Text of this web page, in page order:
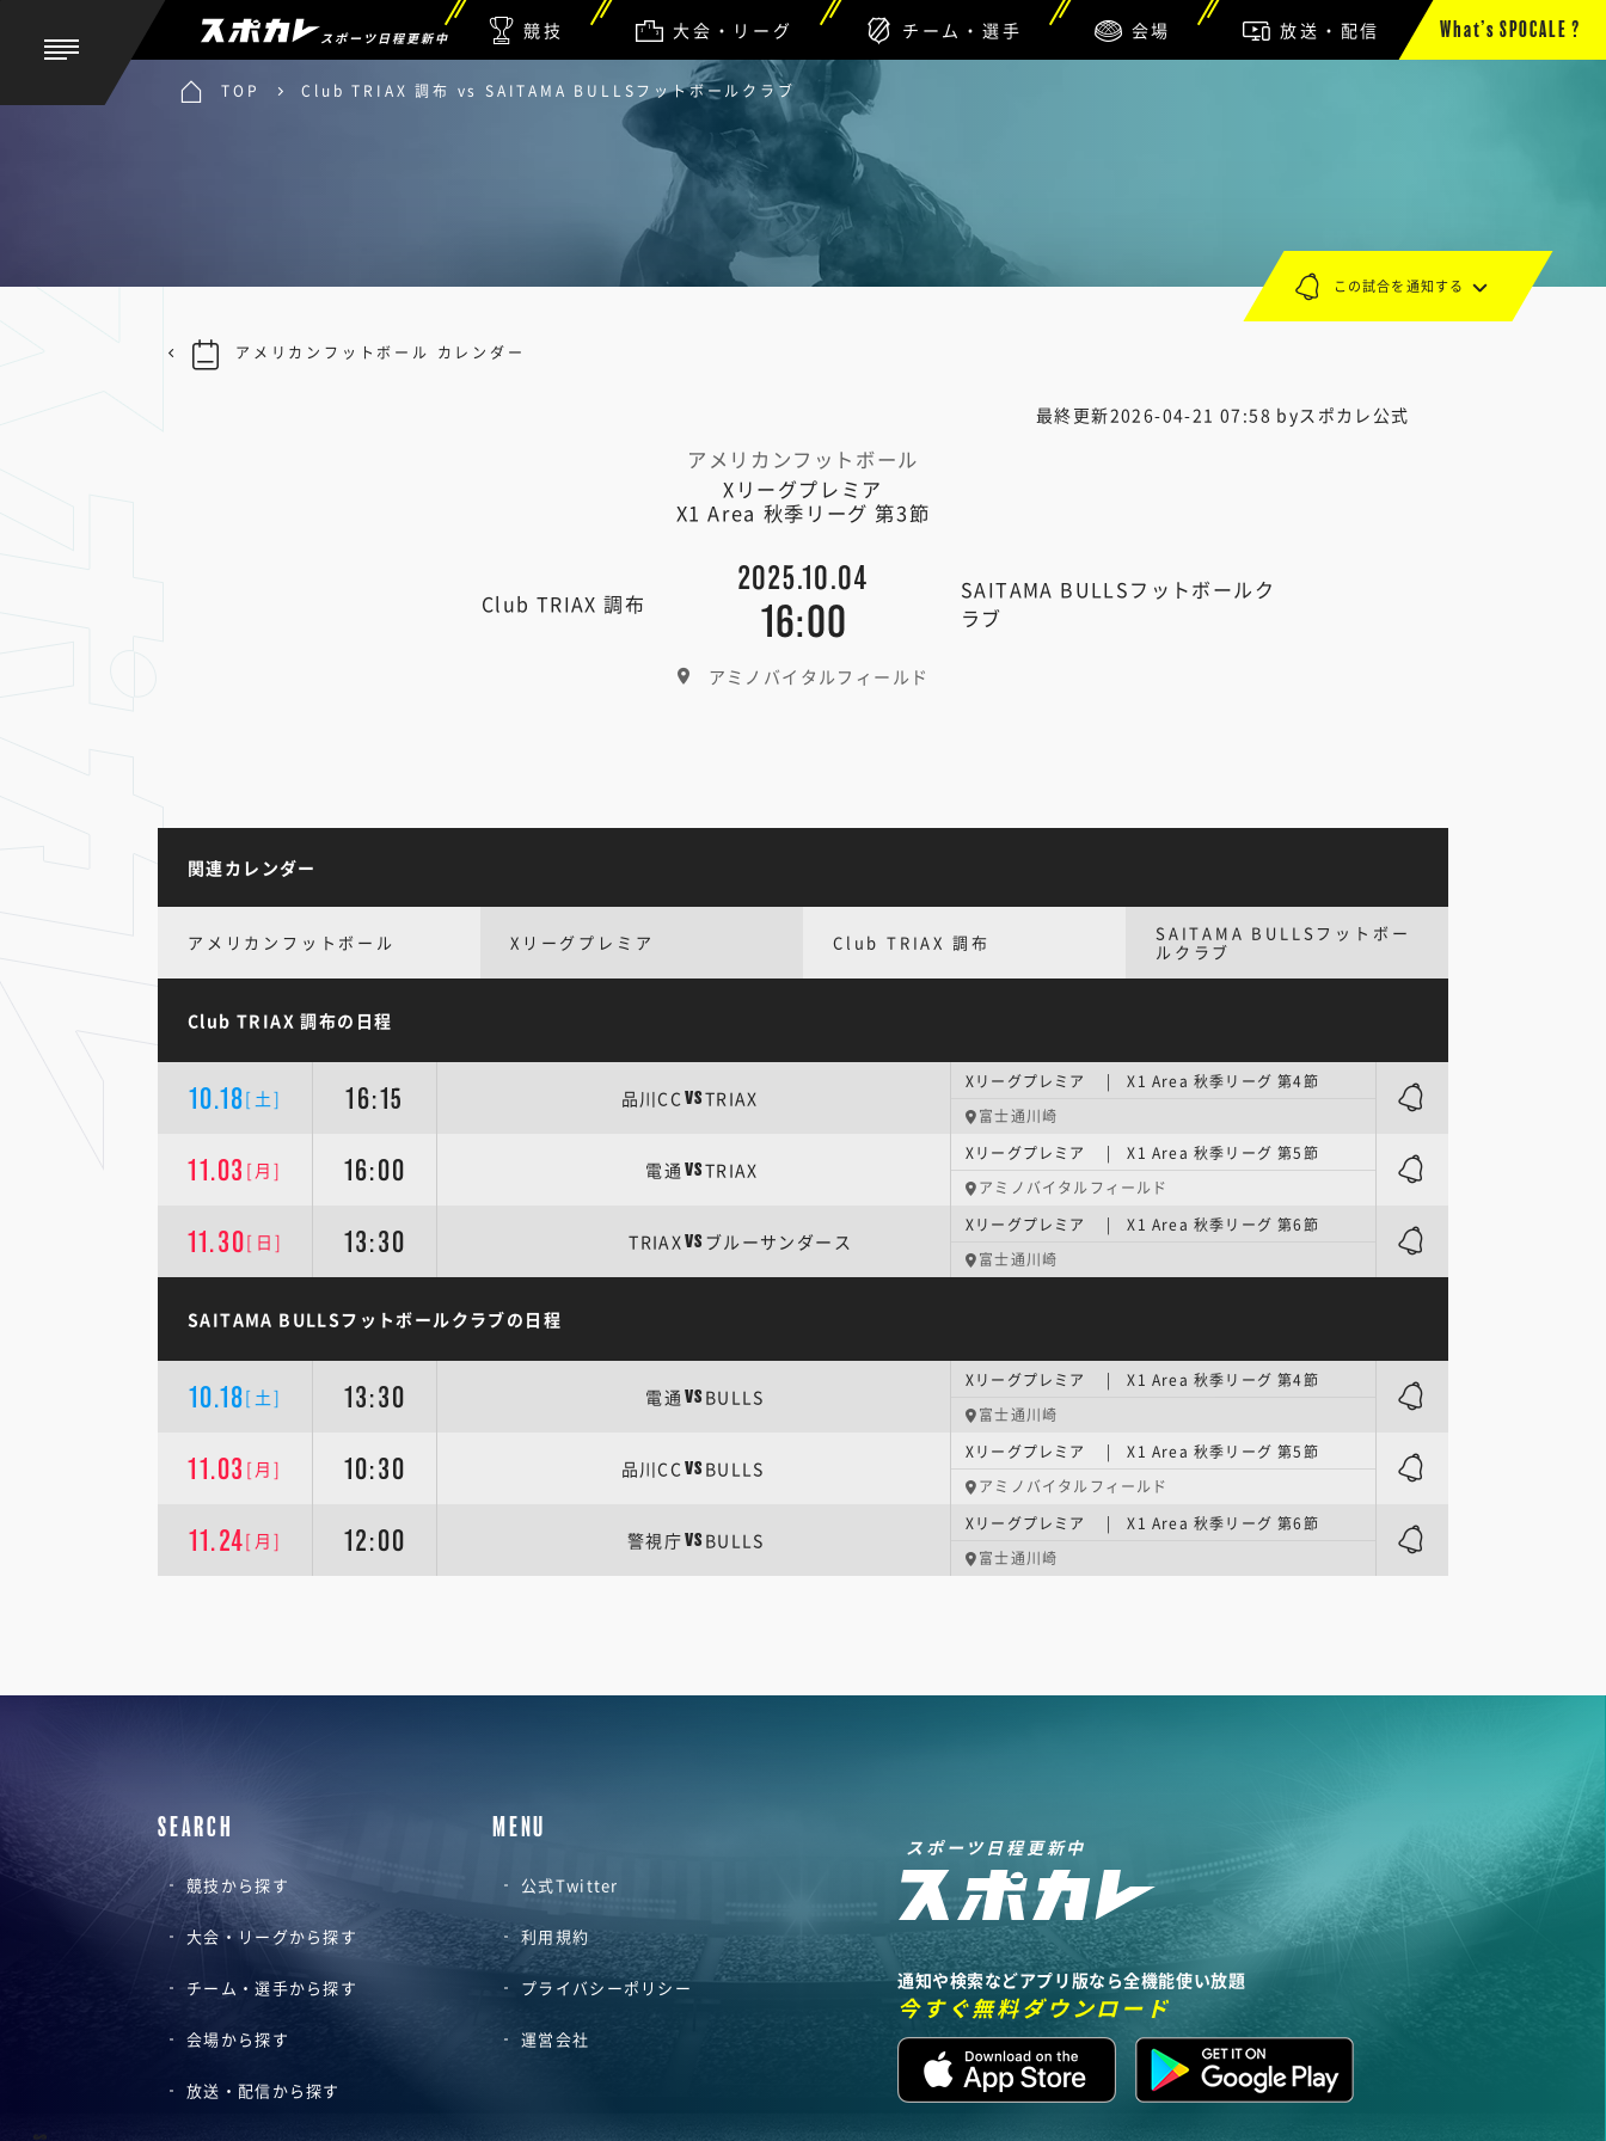
スポーツ日程更新中 競技 大会・リーグ チーム・選手 会場 放送・配信 What’s SPOCALE ?
TOP Club TRIAX 調布 vs SAITAMA BULLSフットボールクラブ
最終更新2026-04-21 07:58 byスポカレ公式
アメリカンフットボール
Xリーグプレミア
X1 Area 秋季リーグ 第3節
Club TRIAX 調布
2025.10.04
16:00
SAITAMA BULLSフットボールク
ラブ
アミノバイタルフィールド
この試合を通知する
アメリカンフットボール カレンダー
関連カレンダー
アメリカンフットボール Xリーグプレミア Club TRIAX 調布
SAITAMA BULLSフットボー
ルクラブ
Club TRIAX 調布の日程
10.18[土] 16:15 品川CCVSTRIAX
Xリーグプレミア | X1 Area 秋季リーグ 第4節
富士通川崎
11.03 [月] 16:00 電通 VSTRIAX
Xリーグプレミア | X1 Area 秋季リーグ 第5節
アミノバイタルフィールド
11.30[日] 13:30 TRIAXVS ブルーサンダース
Xリーグプレミア | X1 Area 秋季リーグ 第6節
富士通川崎
SAITAMA BULLSフットボールクラブの日程
10.18[土] 13:30 電通 VS BULLS
Xリーグプレミア | X1 Area 秋季リーグ 第4節
富士通川崎
11.03 [月] 10:30 品川CCVS BULLS
Xリーグプレミア | X1 Area 秋季リーグ 第5節
アミノバイタルフィールド
11.24[月] 12:00 警視庁VS BULLS
Xリーグプレミア | X1 Area 秋季リーグ 第6節
富士通川崎
SEARCH
競技から探す
大会・リーグから探す
チーム・選手から探す
会場から探す
放送・配信から探す
MENU
公式Twitter
利用規約
プライバシーポリシー
運営会社
スポーツ日程更新中
通知や検索などアプリ版なら全機能使い放題
今すぐ無料ダウンロード